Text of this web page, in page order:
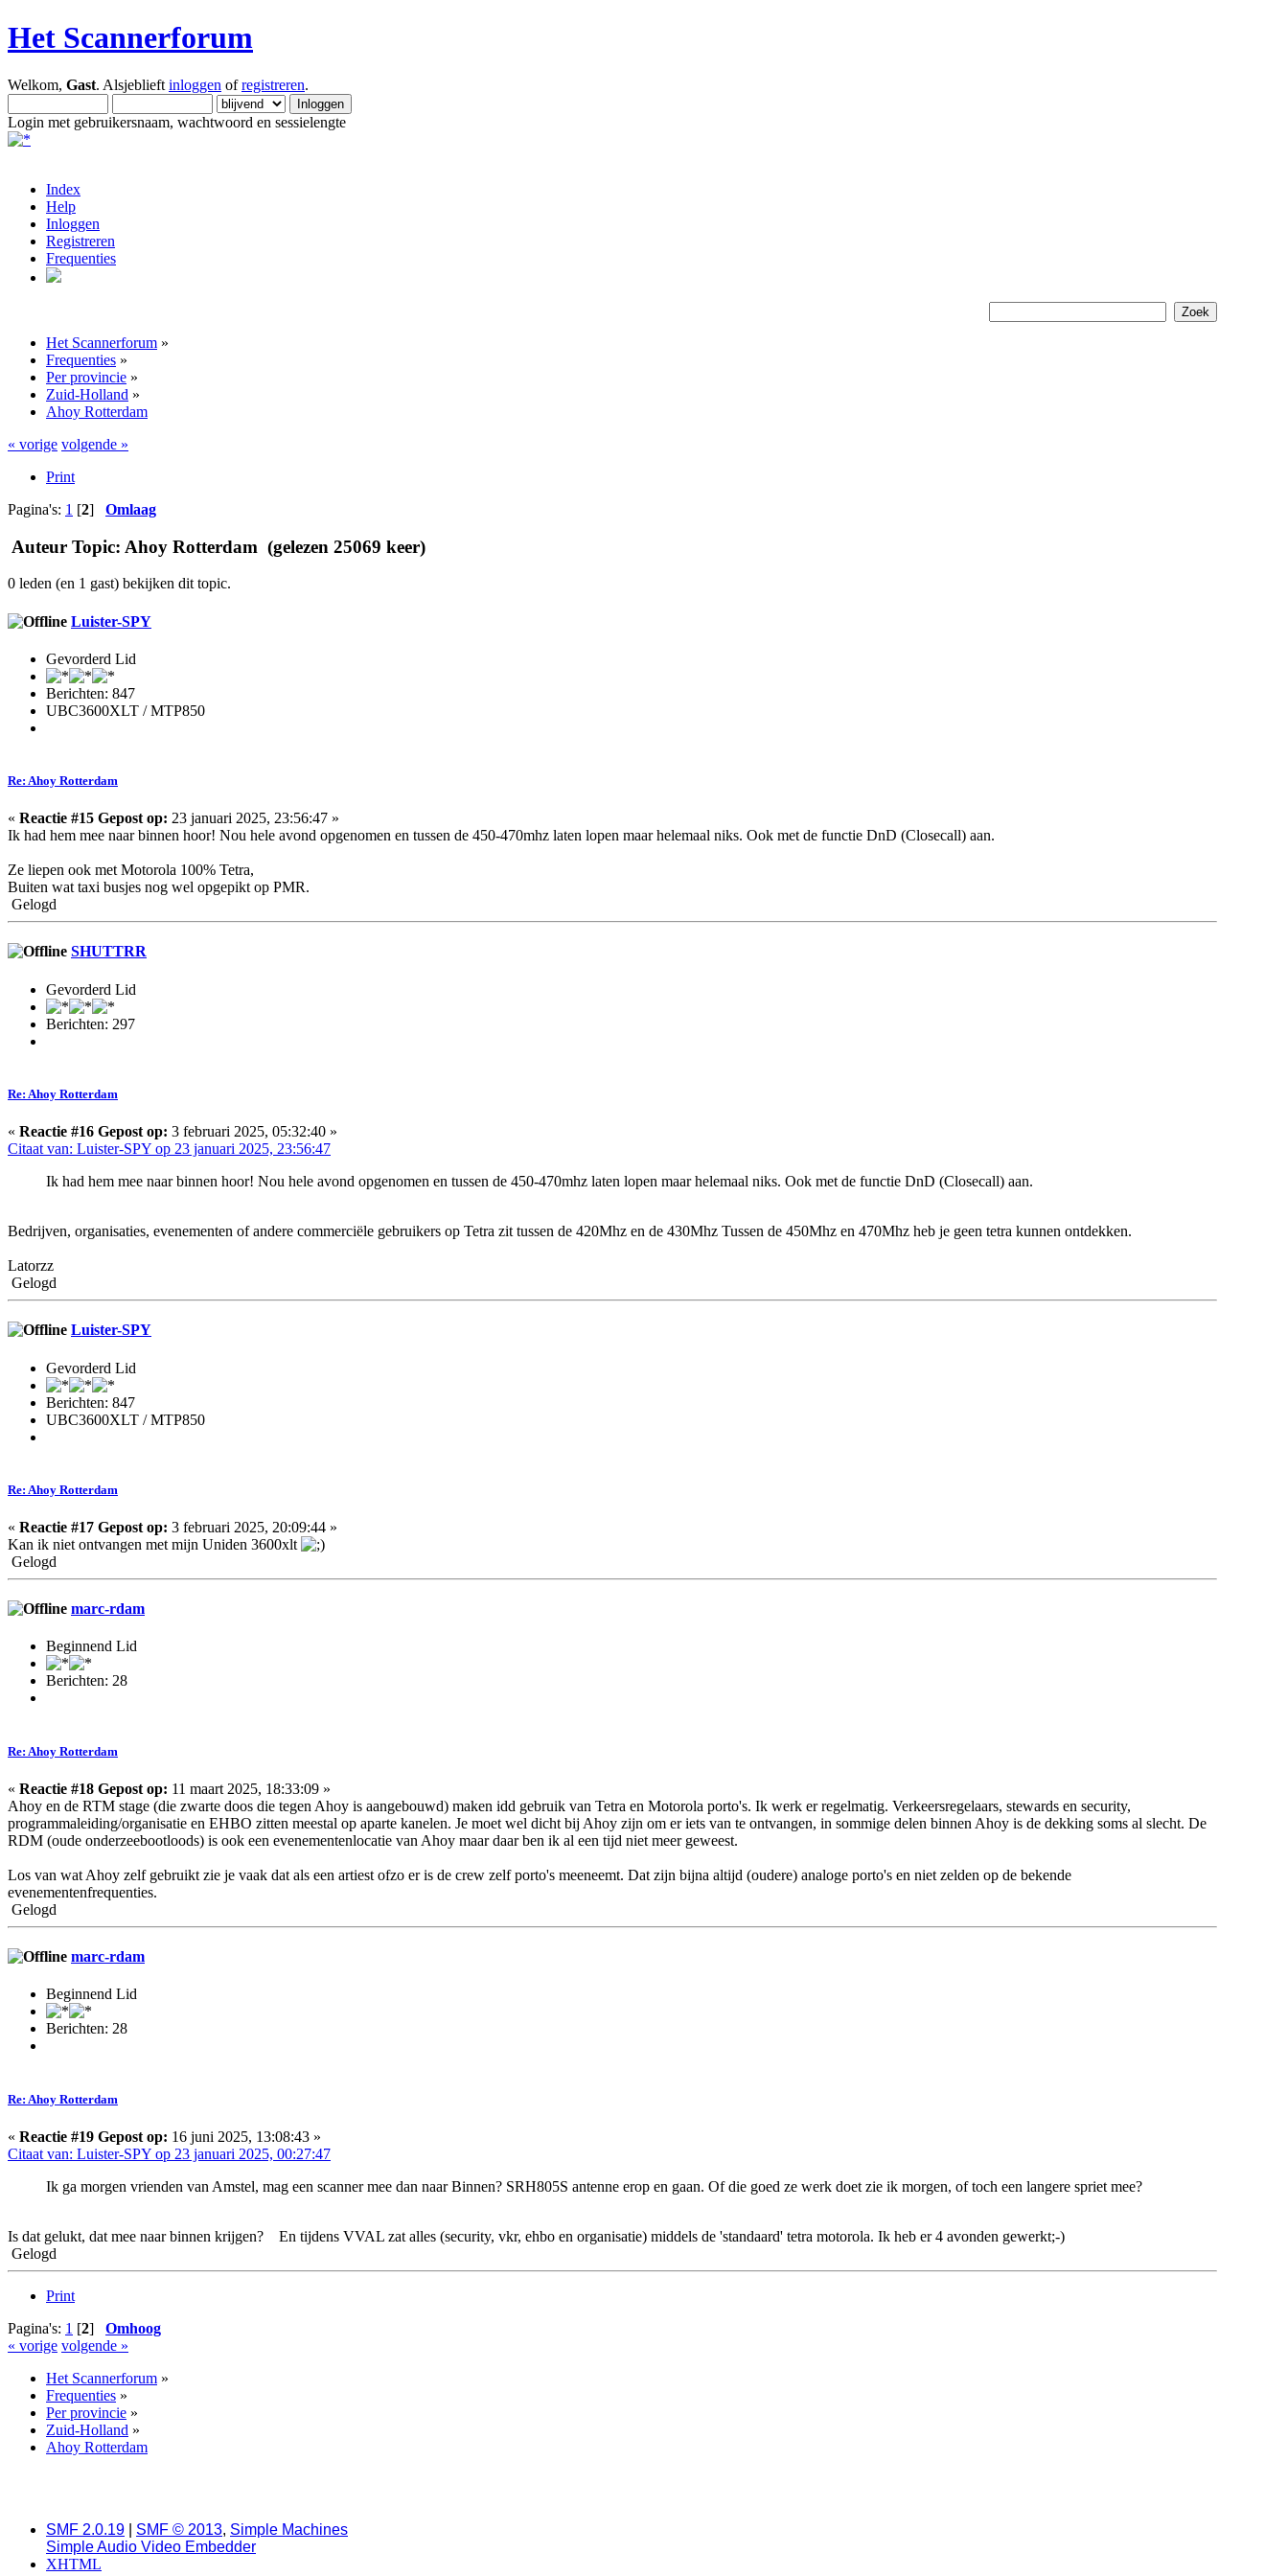
Het Scannerforum
Welkom, Gast. Alsjeblieft inloggen ofregistreren.
Login met gebruikersnaam, wachtwoord en sessielengte
Index
Help
Inloggen
Registreren
Frequenties
Het Scannerforum »
Frequenties »
Per provincie »
Zuid-Holland »
Ahoy Rotterdam
« vorige volgende »
Print
Pagina's: 1 [2] Omlaag
Auteur Topic: Ahoy Rotterdam (gelezen 25069 keer)
0 leden (en 1 gast) bekijken dit topic.
Luister-SPY
Gevorderd Lid
Berichten: 847
UBC3600XLT / MTP850
Re: Ahoy Rotterdam
« Reactie #15 Gepost op: 23 januari 2025, 23:56:47 »
Ik had hem mee naar binnen hoor! Nou hele avond opgenomen en tussen de 450-470mhz laten lopen maar helemaal niks. Ook met de functie DnD (Closecall) aan.
Ze liepen ook met Motorola 100% Tetra,
Buiten wat taxi busjes nog wel opgepikt op PMR.
Gelogd
SHUTTRR
Gevorderd Lid
Berichten: 297
Re: Ahoy Rotterdam
« Reactie #16 Gepost op: 3 februari 2025, 05:32:40 »
Citaat van: Luister-SPY op 23 januari 2025, 23:56:47
Ik had hem mee naar binnen hoor! Nou hele avond opgenomen en tussen de 450-470mhz laten lopen maar helemaal niks. Ook met de functie DnD (Closecall) aan.
Bedrijven, organisaties, evenementen of andere commerciële gebruikers op Tetra zit tussen de 420Mhz en de 430Mhz Tussen de 450Mhz en 470Mhz heb je geen tetra kunnen ontdekken.
Latorzz
Gelogd
Luister-SPY
Gevorderd Lid
Berichten: 847
UBC3600XLT / MTP850
Re: Ahoy Rotterdam
« Reactie #17 Gepost op: 3 februari 2025, 20:09:44 »
Kan ik niet ontvangen met mijn Uniden 3600xlt
Gelogd
marc-rdam
Beginnend Lid
Berichten: 28
Re: Ahoy Rotterdam
« Reactie #18 Gepost op: 11 maart 2025, 18:33:09 »
Ahoy en de RTM stage (die zwarte doos die tegen Ahoy is aangebouwd) maken idd gebruik van Tetra en Motorola porto's. Ik werk er regelmatig. Verkeersregelaars, stewards en security,
programmaleiding/organisatie en EHBO zitten meestal op aparte kanelen. Je moet wel dicht bij Ahoy zijn om er iets van te ontvangen, in sommige delen binnen Ahoy is de dekking soms al slecht. De
RDM (oude onderzeebootloods) is ook een evenementenlocatie van Ahoy maar daar ben ik al een tijd niet meer geweest.
Los van wat Ahoy zelf gebruikt zie je vaak dat als een artiest ofzo er is de crew zelf porto's meeneemt. Dat zijn bijna altijd (oudere) analoge porto's en niet zelden op de bekende
evenementenfrequenties.
Gelogd
marc-rdam
Beginnend Lid
Berichten: 28
Re: Ahoy Rotterdam
« Reactie #19 Gepost op: 16 juni 2025, 13:08:43 »
Citaat van: Luister-SPY op 23 januari 2025, 00:27:47
Ik ga morgen vrienden van Amstel, mag een scanner mee dan naar Binnen? SRH805S antenne erop en gaan. Of die goed ze werk doet zie ik morgen, of toch een langere spriet mee?
Is dat gelukt, dat mee naar binnen krijgen? En tijdens VVAL zat alles (security, vkr, ehbo en organisatie) middels de 'standaard' tetra motorola. Ik heb er 4 avonden gewerkt;-)
Gelogd
Print
Pagina's: 1 [2] Omhoog
« vorige volgende »
Het Scannerforum »
Frequenties »
Per provincie »
Zuid-Holland »
Ahoy Rotterdam
SMF 2.0.19 SMF © 2013, Simple Machines
Simple Audio Video Embedder
XHTML